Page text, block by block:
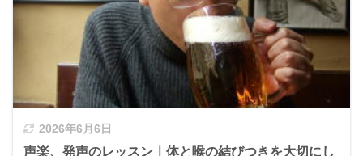
2026年6月6日
声楽、発声のレッスン｜体と喉の結びつきを大切にし